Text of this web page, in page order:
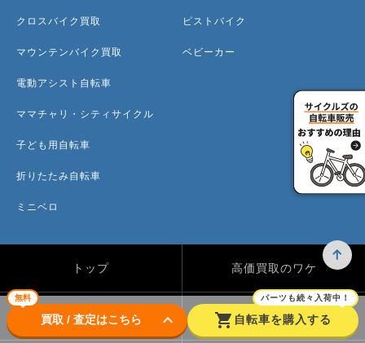
無料
買取 / 査定はこちら keyboard_arrow_down shopping_cart
パーツも続々入荷中！
自転車を購入する
クロスバイク買取
マウンテンバイク買取
電動アシスト自転車
ママチャリ・シティサイクル
子ども用自転車
折りたたみ自転車
ミニベロ
ピストバイク
ベビーカー
トップ 高価買取のワケ
買取方法 買取カテゴリー